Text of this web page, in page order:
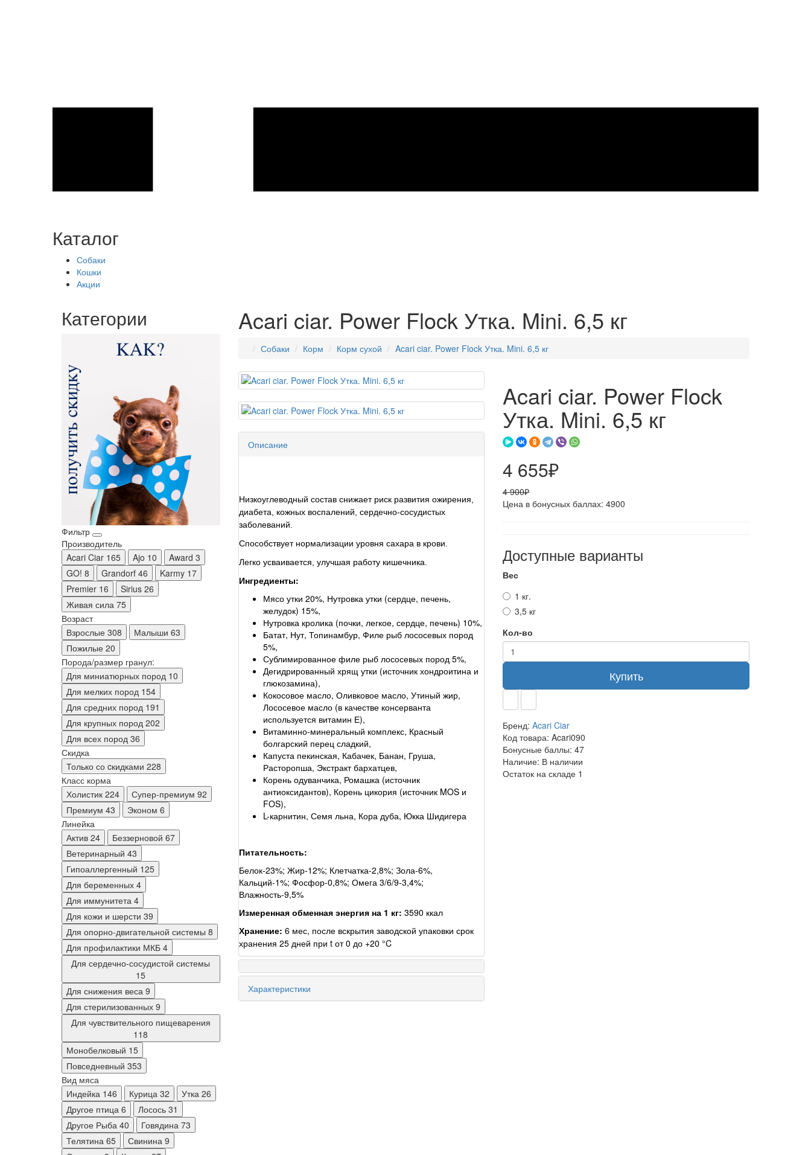
Каталог
Собаки
Кошки
Акции
Категории
Фильтр
Производитель
Acari Ciar 165 Ajo 10 Award 3
GO! 8 Grandorf 46 Karmy 17
Premier 16 Sirius 26
Живая сила 75
Возраст
Взрослые 308 Малыши 63
Пожилые 20
Порода/размер гранул:
Для миниатюрных пород 10
Для мелких пород 154
Для средних пород 191
Для крупных пород 202
Для всех пород 36
Скидка
Только со cкидками 228
Класс корма
Холистик 224 Супер-премиум 92
Премиум 43 Эконом 6
Линейка
Актив 24 Беззерновой 67
Ветеринарный 43
Гипоаллергенный 125
Для беременных 4
Для иммунитета 4
Для кожи и шерсти 39
Для опорно-двигательной системы 8
Для профилактики МКБ 4
Для сердечно-сосудистой системы
15
Для снижения веса 9
Для стерилизованных 9
Для чувствительного пищеварения
118
Монобелковый 15
Повседневный 353
Вид мяса
Индейка 146 Курица 32 Утка 26
Другое птица 6 Лосось 31
Другое Рыба 40 Говядина 73
Телятина 65 Свинина 9
Acari ciar. Power Flock Утка. Mini. 6,5 кг
Собаки Корм Корм сухой Acari ciar. Power Flock Утка. Mini. 6,5 кг
Описание
Низкоуглеводный состав снижает риск развития ожирения,
диабета, кожных воспалений, сердечно-сосудистых
заболеваний.
Способствует нормализации уровня сахара в крови.
Легко усваивается, улучшая работу кишечника.
Ингредиенты:
Мясо утки 20%, Нутровка утки (сердце, печень,
желудок) 15%,
Нутровка кролика (почки, легкое, сердце, печень) 10%,
Батат, Нут, Топинамбур, Филе рыб лососевых пород
5%,
Сублимированное филе рыб лососевых пород 5%,
Дегидрированный хрящ утки (источник хондроитина и
глюкозамина),
Кокосовое масло, Оливковое масло, Утиный жир,
Лососевое масло (в качестве консерванта
используется витамин Е),
Витаминно-минеральный комплекс, Красный
болгарский перец сладкий,
Капуста пекинская, Кабачек, Банан, Груша,
Расторопша, Экстракт бархатцев,
Корень одуванчика, Ромашка (источник
антиоксидантов), Корень цикория (источник MOS и
FOS),
L-карнитин, Семя льна, Кора дуба, Юкка Шидигера
Питательность:
Белок-23%; Жир-12%; Клетчатка-2,8%; Зола-6%,
Кальций-1%; Фосфор-0,8%; Омега 3/6/9-3,4%;
Влажность-9,5%
Измеренная обменная энергия на 1 кг: 3590 ккал
Хранение: 6 мес, после вскрытия заводской упаковки срок
хранения 25 дней при t от 0 до +20 °C
Характеристики
Acari ciar. Power Flock
Утка. Mini. 6,5 кг
4 655₽
4 900₽
Цена в бонусных баллах: 4900
Доступные варианты
Вес
1 кг.
3,5 кг
Кол-во
Купить
Бренд: Acari Ciar
Код товара: Acari090
Бонусные баллы: 47
Наличие: В наличии
Остаток на складе 1